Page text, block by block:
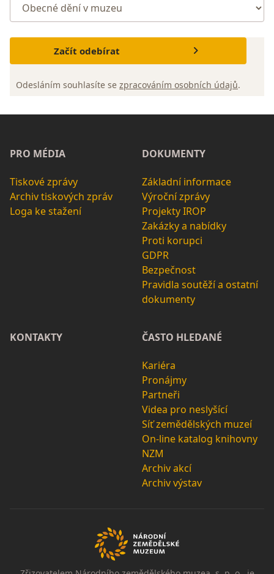
Začít odebírat
Odesláním souhlasíte se zpracováním osobních údajů.
PRO MÉDIA
Tiskové zprávy
Archiv tiskových zpráv
Loga ke stažení
DOKUMENTY
Základní informace
Výroční zprávy
Projekty IROP
Zakázky a nabídky
Proti korupci
GDPR
Bezpečnost
Pravidla soutěží a ostatní
dokumenty
KONTAKTY ČASTO HLEDANÉ
Kariéra
Pronájmy
Partneři
Videa pro neslyšící
Síť zemědělských muzeí
On-line katalog knihovny
NZM
Archiv akcí
Archiv výstav